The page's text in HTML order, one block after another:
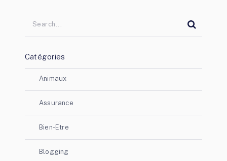
Catégories
Animaux
Assurance
Bien-Etre
Blogging